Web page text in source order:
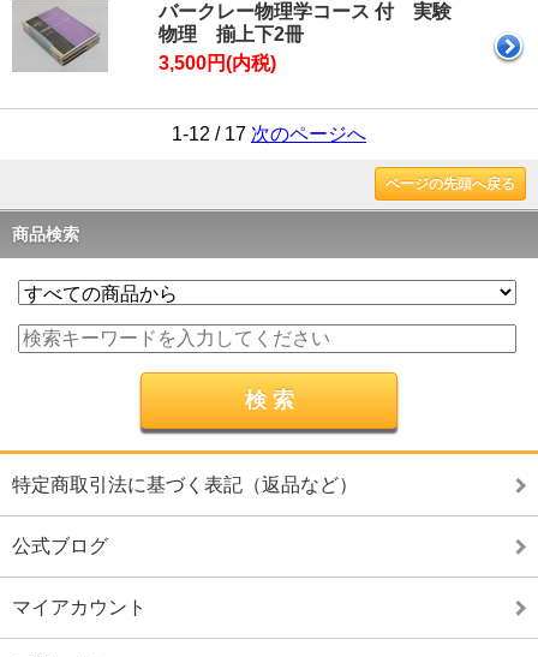
バークレー物理学コース 付 実験
物理 揃上下2冊
3,500円(内税)
1-12 / 17 次のページへ
ページの先頭へ戻る
商品検索
特定商取引法に基づく表記（返品など）
公式ブログ
マイアカウント